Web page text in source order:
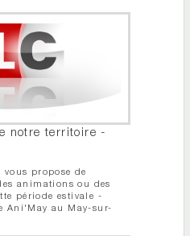
notre territoire -
propose de
animations ou des
période estivale -
Ani'May au May-sur-